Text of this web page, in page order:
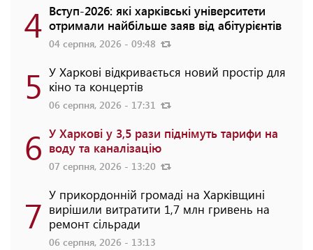
4 Вступ-2026: які харківські університети
отримали найбільше заяв від абітурієнтів
04 серпня, 2026 - 09:48
5 У Харкові відкривається новий простір для
кіно та концертів
06 серпня, 2026 - 17:31
6 У Харкові у 3,5 рази піднімуть тарифи на
воду та каналізацію
07 серпня, 2026 - 13:20
7 У прикордонній громаді на Харківщині
вирішили витратити 1,7 млн гривень на
ремонт сільради
06 серпня, 2026 - 13:13